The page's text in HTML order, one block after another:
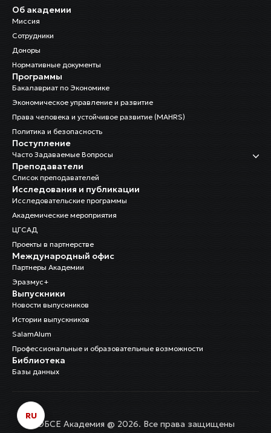
Об академии
Миссия
Сотрудники
Доноры
Нормативные документы
Программы
Бакалавриат по Экономике
Экономическое управление и развитие
Права человека и устойчивое развитие (MAHRS)
Политика и безопасность
Поступление
Часто Задаваемые Вопросы
Преподаватели
Список преподавателей
Исследования и публикации
Исследовательские программы
Академические мероприятия
ЦГСАД
Проекты в партнерстве
Международный офис
Партнеры Академии
Эразмус+
Выпускники
Новости выпускников
Истории выпускников
SalamAlum
Профессиональные и образовательные возможности
Библиотека
Базы данных
ОБСЕ Академия @ 2026. Все права защищены
RU